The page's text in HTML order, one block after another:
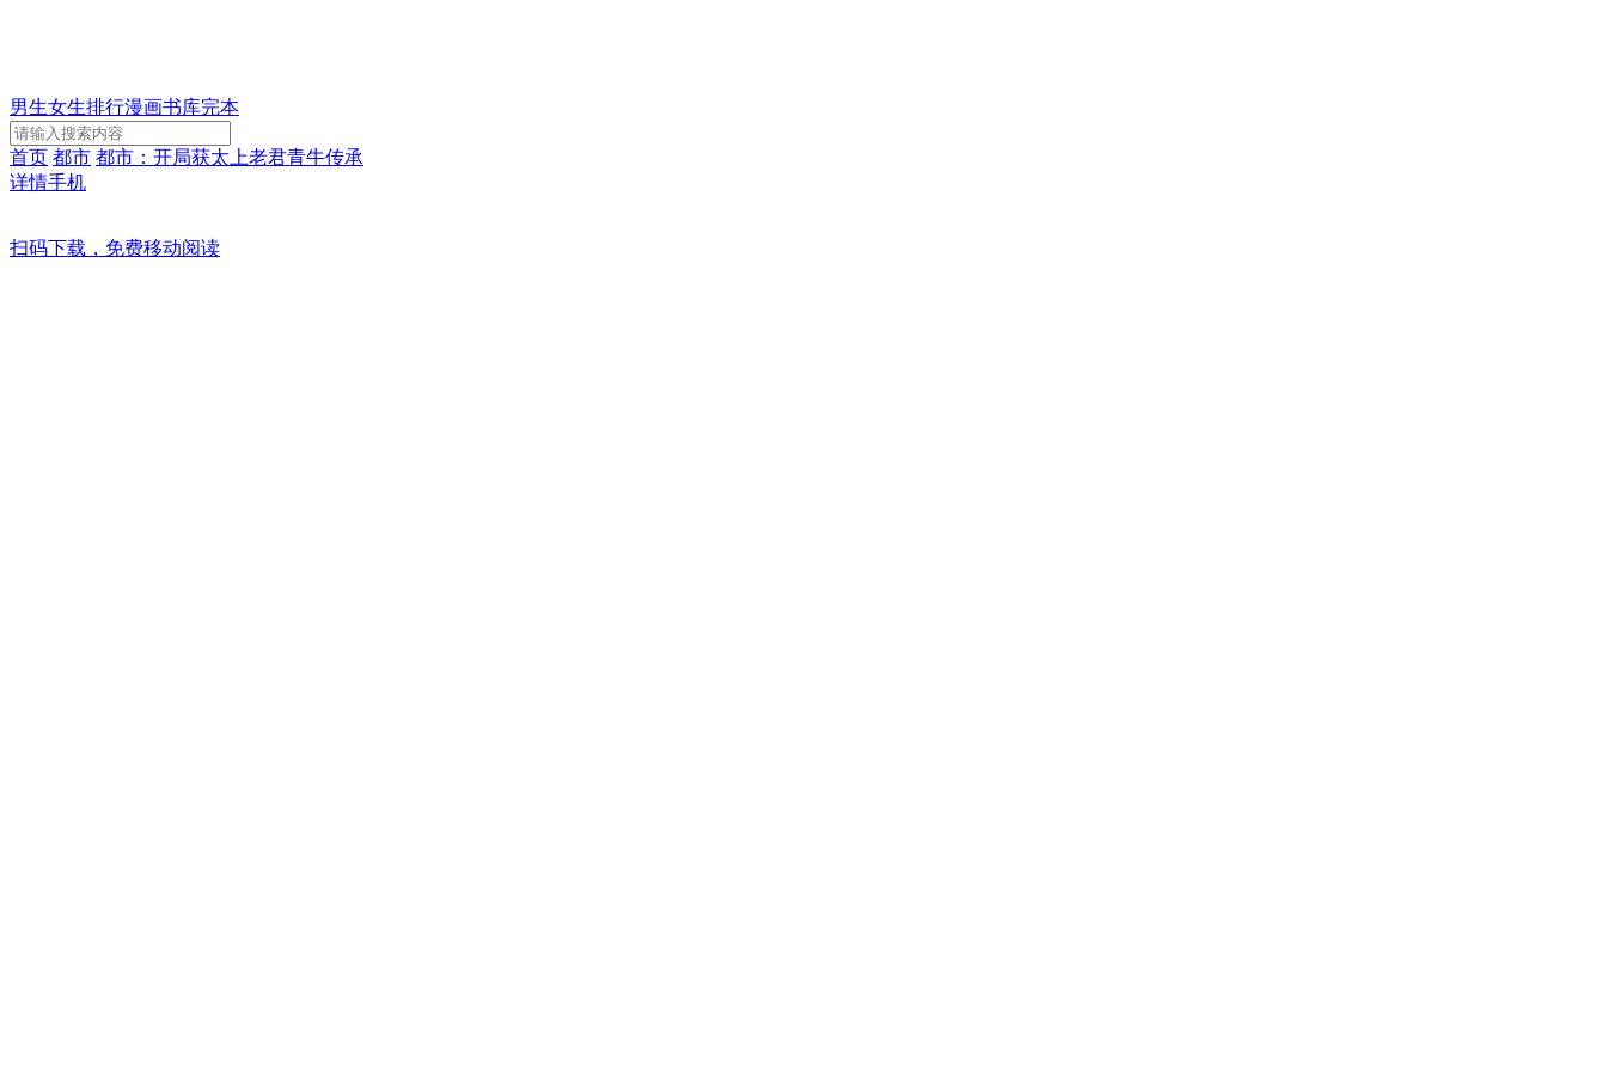
男生女生排行漫画书库完本
首页 都市 都市：开局获太上老君青牛传承
详情手机
扫码下载，免费移动阅读